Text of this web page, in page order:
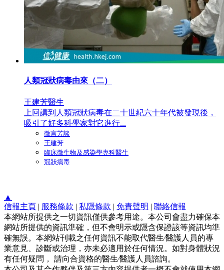
人類冠狀病毒由來（二）
王建芳醫生
上回講到人類冠狀病毒在二十世紀六十年代被發現後，
吸引了好多科學家對它進行...
微言芳談
王建芳
臨床微生物及感染學專科醫生
冠狀病毒
▲
信報主頁 | 服務條款 | 私隱條款 | 免責聲明 | 聯絡信報
本網站所提供之一切資訊僅供參考用途。本公司會盡力確保本
網站所提供的資訊準確，但不會明示或隱含保證該等資訊均準
確無誤。本網站刊載之任何資訊不能取代醫生∕醫護人員的專
業意見、診斷或治理，亦未必適用於任何情況。如對身體狀況
有任何疑問， 請向合資格的醫生∕醫護人員諮詢。